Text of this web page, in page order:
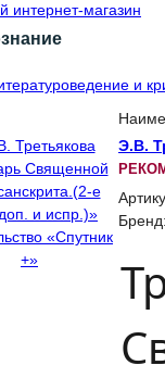
интернет-магазин
и
Э.В.